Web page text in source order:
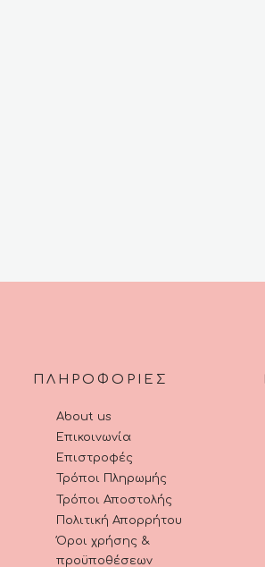
ΠΛΗΡΟΦΟΡΊΕΣ
About us
Επικοινωνία
Επιστροφές
Τρόποι Πληρωμής
Τρόποι Αποστολής
Πολιτική Απορρήτου
Όροι χρήσης &
προϋποθέσεων